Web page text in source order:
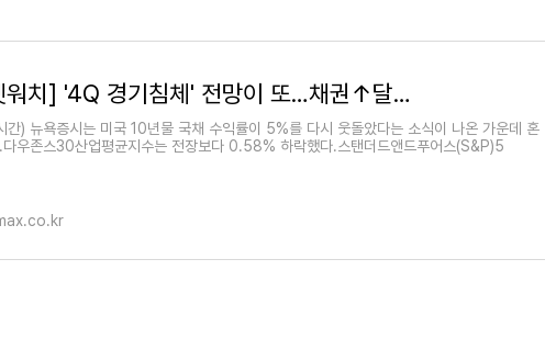
[뉴욕마켓워치] '4Q 경기침체' 전망이 또…채권↑달러↓주식혼조 - 연합인포맥스
간) 뉴욕증시는 미국 10년물 국채 수익률이 5%를 다시 웃돌았다는 소식이 나온 가운데 혼
다우존스30산업평균지수는 전장보다 0.58% 하락했다.스탠더드앤드푸어스(S&P)5